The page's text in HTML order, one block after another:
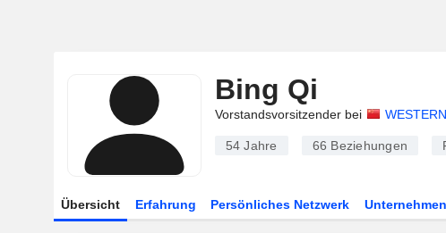
Bing Qi
Vorstandsvorsitzender bei
54 Jahre 66 Beziehungen
Übersicht Erfahrung Persönliches Netzwerk